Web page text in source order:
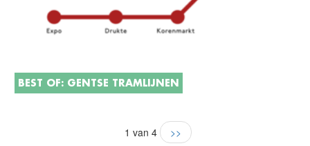
BEST OF: GENTSE TRAMLIJNEN
1 van 4 >>